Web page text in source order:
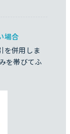
場合
を併用しま
を帯びてふ